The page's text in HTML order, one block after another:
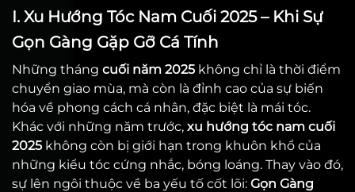
I. Xu Hướng Tóc Nam Cuối 2025 – Khi Sự
Gọn Gàng Gặp Gỡ Cá Tính
Những tháng cuối năm 2025 không chỉ là thời điểm
chuyển giao mùa, mà còn là đỉnh cao của sự biến
hóa về phong cách cá nhân, đặc biệt là mái tóc.
Khác với những năm trước, xu hướng tóc nam cuối
2025 không còn bị giới hạn trong khuôn khổ của
những kiểu tóc cứng nhắc, bóng loáng. Thay vào đó,
sự lên ngôi thuộc về ba yếu tố cốt lõi: Gọn Gàng